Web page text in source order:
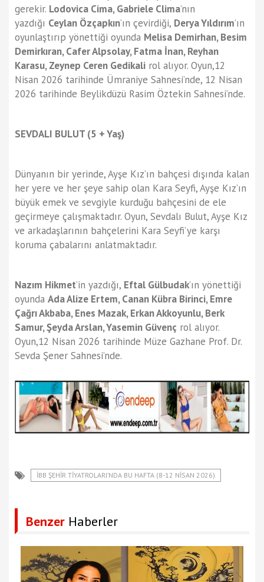
gerekir. Lodovica Cima, Gabriele Clima’nın
yazdığı Ceylan Özçapkın’ın çevirdiği, Derya Yıldırım’ın
oyunlaştırıp yönettiği oyunda Melisa Demirhan, Besim
Demirkıran, Cafer Alpsolay, Fatma İnan, Reyhan
Karasu, Zeynep Ceren Gedikali rol alıyor. Oyun,12
Nisan 2026 tarihinde Ümraniye Sahnesi’nde, 12 Nisan
2026 tarihinde Beylikdüzü Rasim Öztekin Sahnesi’nde.
SEVDALI BULUT (5 + Yaş)
Dünyanın bir yerinde, Ayşe Kız’ın bahçesi dışında kalan
her yere ve her şeye sahip olan Kara Seyfi, Ayşe Kız’ın
büyük emek ve sevgiyle kurduğu bahçesini de ele
geçirmeye çalışmaktadır. Oyun, Sevdalı Bulut, Ayşe Kız
ve arkadaşlarının bahçelerini Kara Seyfi’ye karşı
koruma çabalarını anlatmaktadır.
Nazım Hikmet’in yazdığı, Eftal Gülbudak’ın yönettiği
oyunda Ada Alize Ertem, Canan Kübra Birinci, Emre
Çağrı Akbaba, Enes Mazak, Erkan Akkoyunlu, Berk
Samur, Şeyda Arslan, Yasemin Güvenç rol alıyor.
Oyun,12 Nisan 2026 tarihinde Müze Gazhane Prof. Dr.
Sevda Şener Sahnesi’nde.
İBB ŞEHİR TİYATROLARI’NDA BU HAFTA (8-12 NISAN 2026)
Benzer Haberler